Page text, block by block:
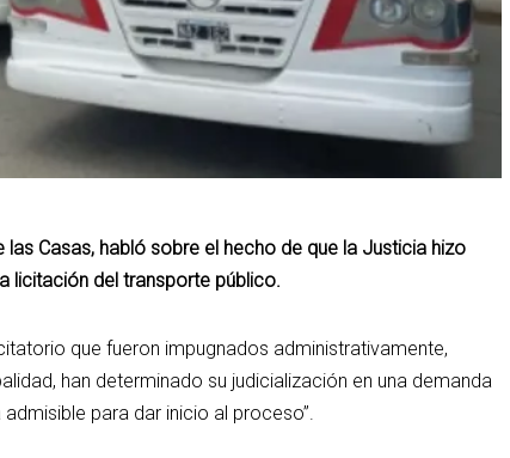
Casas, habló sobre el hecho de que la Justicia hizo
licitación del transporte público.
que fueron impugnados administrativamente,
han determinado su judicialización en una demanda
para dar inicio al proceso”.